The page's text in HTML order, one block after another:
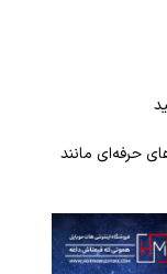
حرفه‌ای مانند